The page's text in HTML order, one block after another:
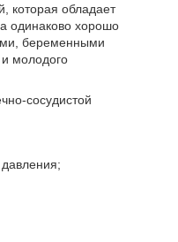
которая обладает
одинаково хорошо
беременными
молодого
сосудистой
давления;